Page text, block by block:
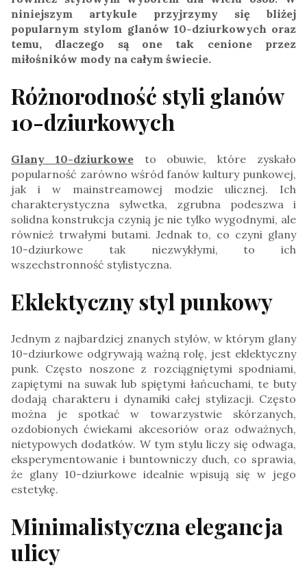
niniejszym artykule przyjrzymy się bliżej
popularnym stylom glanów 10-dziurkowych oraz
temu, dlaczego są one tak cenione przez
miłośników mody na całym świecie.
Różnorodność styli glanów
10-dziurkowych
Glany 10-dziurkoweto obuwie, które zyskało
popularność zarówno wśród fanów kultury punkowej,
jak i w mainstreamowej modzie ulicznej. Ich
charakterystyczna sylwetka, zgrubna podeszwa i
solidna konstrukcja czynią je nie tylko wygodnymi, ale
również trwałymi butami. Jednak to, co czyni glany
10-dziurkowe tak niezwykłymi, to ich
wszechstronność stylistyczna.
Eklektyczny styl punkowy
Jednym z najbardziej znanych stylów, w którym glany
10-dziurkowe odgrywają ważną rolę, jest eklektyczny
punk. Często noszone z rozciągniętymi spodniami,
zapiętymi na suwak lub spiętymi łańcuchami, te buty
dodają charakteru i dynamiki całej stylizacji. Często
można je spotkać w towarzystwie skórzanych,
ozdobionych ćwiekami akcesoriów oraz odważnych,
nietypowych dodatków. W tym stylu liczy się odwaga,
eksperymentowanie i buntowniczy duch, co sprawia,
że glany 10-dziurkowe idealnie wpisują się w jego
estetykę.
Minimalistyczna elegancja
ulicy